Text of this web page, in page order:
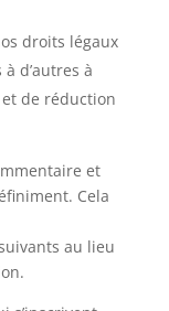
droits légaux
d’autres à
de réduction
et
Cela
au lieu